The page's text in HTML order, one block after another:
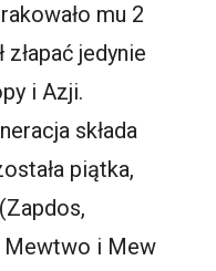
mu 2
jedynie
i Azji.
składa
piątka,
i Mew